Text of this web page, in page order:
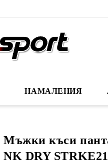
НАМАЛЕНИЯ
Мъжки къси
NK DRY